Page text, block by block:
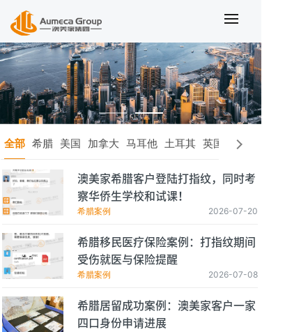
全部 希腊 美国 加拿大 马耳他 土耳其 英国 圣基茨
澳美家希腊客户登陆打指纹，同时考
察华侨生学校和试课！
希腊案例 2026-07-20
希腊移民医疗保险案例：打指纹期间
受伤就医与保险提醒
希腊案例 2026-07-08
希腊居留成功案例：澳美家客户一家
四口身份申请进展